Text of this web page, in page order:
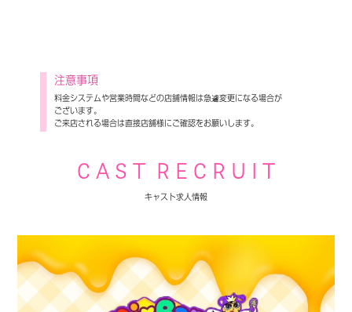
注意事項
料金システムや営業時間などの店舗情報は急遽変更になる場合が
ございます。
ご来店される場合は直接店舗様にご確認をお願いします。
C A S T R E C R U I T
キャスト求人情報